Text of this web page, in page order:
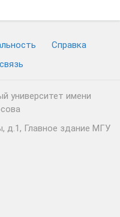
Cправка
университет имени
д.1, Главное здание МГУ